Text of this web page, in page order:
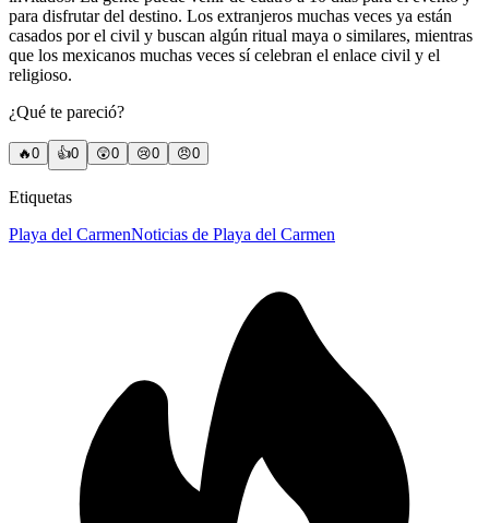
para disfrutar del destino. Los extranjeros muchas veces ya están
casados por el civil y buscan algún ritual maya o similares, mientras
que los mexicanos muchas veces sí celebran el enlace civil y el
religioso.
¿Qué te pareció?
🔥0 👍0 😲0 😢0 😠0
Etiquetas
Playa del CarmenNoticias de Playa del Carmen